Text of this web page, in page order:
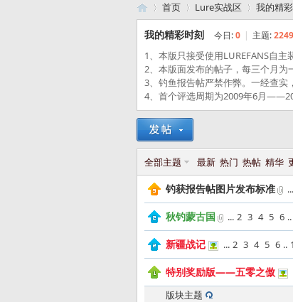
路»
首页
›
Lure实战区
›
我的精
我的精彩时刻 今日:0 | 主题:2249
1、本版只接受使用LUREFANS自主
2、本版面发布的帖子，每三个月为
3、钓鱼报告帖严禁作弊。一经查实
4、首个评选周期为2009年6月
全部主题 最新 热门 热帖 精华
钓获报告帖图片发布标准 ...
秋钓蒙古国 ... 2 3 4 5 6 ..
新疆战记 ... 2 3 4 5 6 ..
特别奖励版——五零之傲
版块主题